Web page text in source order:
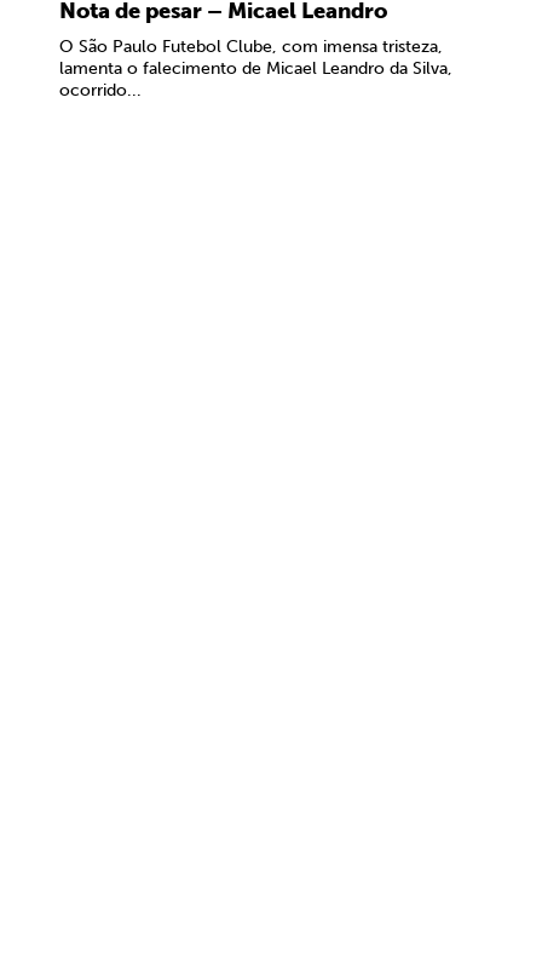
Nota de pesar – Micael Leandro
O São Paulo Futebol Clube, com imensa tristeza,
lamenta o falecimento de Micael Leandro da Silva,
ocorrido...